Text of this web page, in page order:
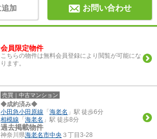
加 お問い合わせ
会員限定物件
こちらの物件は無料会員登録により閲覧が可能にな
ります。
売買｜中古マンション
◆成約済み◆
小田急小田原線 「海老名 」駅 徒歩6分
相模線 「海老名 」駅 徒歩8分
過去掲載物件
神奈川県海老名市中央 ３丁目3-28